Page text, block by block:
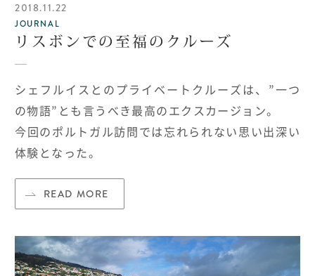
2018.11.22
JOURNAL
リスボンでの至福のクルーズ
シェフルイスとのプライベートクルーズは、”一つ
の物語”とも言うべき最高のエクスカージョン。
今回のポルトガル訪問では忘れられない思い出深い
体験となった。
READ MORE